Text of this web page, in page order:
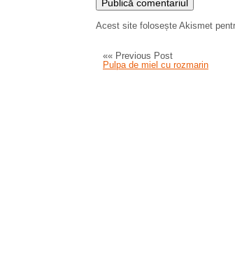
Acest site folosește Akismet
«« Previous Post
Pulpa de miel cu rozmarin